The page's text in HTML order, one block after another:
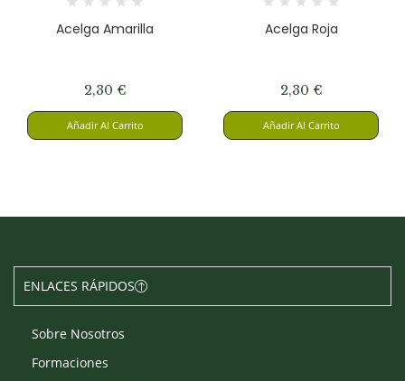
Acelga Amarilla
2,30 €
Añadir Al Carrito
Acelga Roja
2,30 €
Añadir Al Carrito
ENLACES RÁPIDOS
Sobre Nosotros
Formaciones